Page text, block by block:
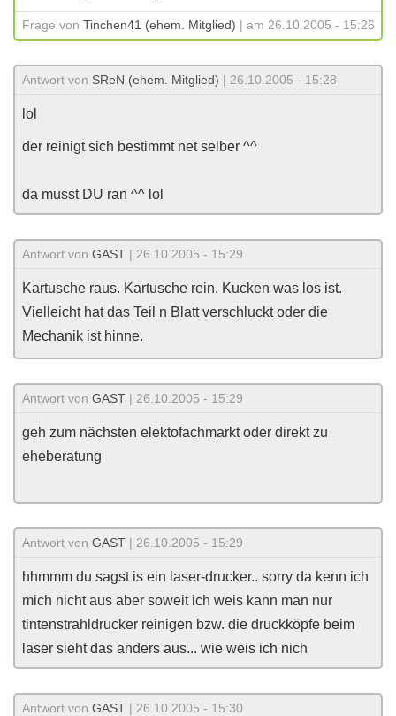
Frage von Tinchen41 (ehem. Mitglied) | am 26.10.2005 - 15:26
Antwort von SReN (ehem. Mitglied) | 26.10.2005 - 15:28
lol
der reinigt sich bestimmt net selber ^^
da musst DU ran ^^ lol
Antwort von GAST | 26.10.2005 - 15:29
Kartusche raus. Kartusche rein. Kucken was los ist.
Vielleicht hat das Teil n Blatt verschluckt oder die
Mechanik ist hinne.
Antwort von GAST | 26.10.2005 - 15:29
geh zum nächsten elektofachmarkt oder direkt zu
eheberatung
Antwort von GAST | 26.10.2005 - 15:29
hhmmm du sagst is ein laser-drucker.. sorry da kenn ich
mich nicht aus aber soweit ich weis kann man nur
tintenstrahldrucker reinigen bzw. die druckköpfe beim
laser sieht das anders aus... wie weis ich nich
Antwort von GAST | 26.10.2005 - 15:30